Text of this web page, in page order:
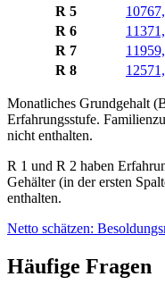
R 5
R 6
R 7
R 8
Monatliches Grundgehalt
Erfahrungsstufe.
nicht enthalten.
R 1 und R 2 haben
Gehälter (in der ersten
enthalten.
Netto schätzen:
Häufige Fragen